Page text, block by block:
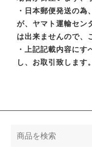
・日本郵便発送の
が、ヤマト運輸セン
は出来ませんので、
・上記記載内容にす
し、お取引致します。